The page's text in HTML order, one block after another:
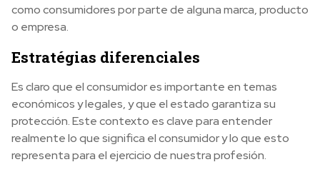
como consumidores por parte de alguna marca, producto
o empresa.
Estratégias diferenciales
Es claro que el consumidor es importante en temas
económicos y legales, y que el estado garantiza su
protección. Este contexto es clave para entender
realmente lo que significa el consumidor y lo que esto
representa para el ejercicio de nuestra profesión.